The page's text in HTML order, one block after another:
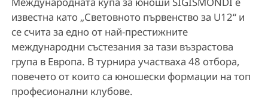
известна като „Световното първенство за U12“ и
се счита за едно от най-престижните
международни състезания за тази възрастова
група в Европа. В турнира участваха 48 отбора,
повечето от които са юношески формации на топ
професионални клубове.